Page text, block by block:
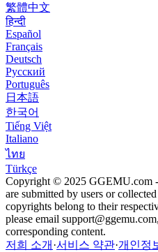
繁體中文
हिन्दी
Español
Français
Deutsch
Русский
Português
日本語
한국어
Tiếng Việt
Italiano
ไทย
Türkçe
Copyright © 2025 GGEMU.com
are submitted by users or
copyrights belong to their
please email support@ggemu.com
corresponding content.
저희 소개 ·서비스 약관·개인정